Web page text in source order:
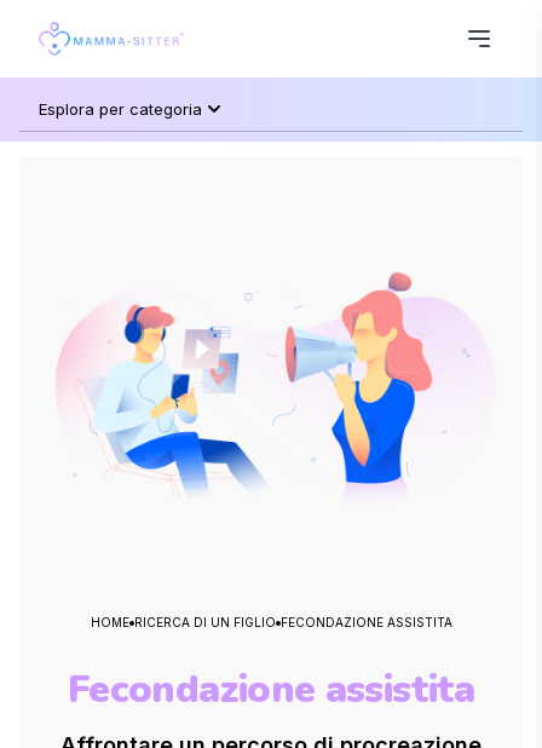
Esplora per categoria
HOME RICERCA DI UN FIGLIO FECONDAZIONE ASSISTITA
Fecondazione assistita